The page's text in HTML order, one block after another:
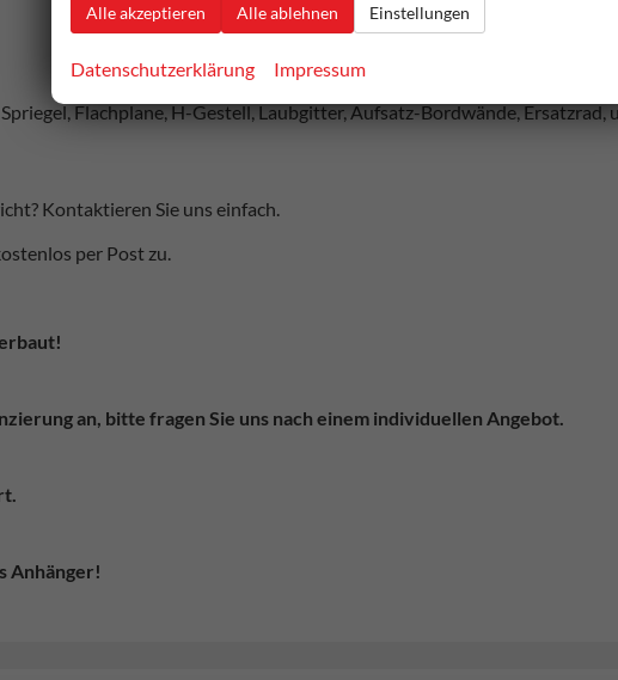
Flachplane, H-Gestell, Laubgitter, Aufsatz-Bordwände, Ersatzrad,
Kontaktieren Sie uns einfach.
per Post zu.
an, bitte fragen Sie uns nach einem individuellen Angebot.
Anhänger!
Alle akzeptieren Alle ablehnen Einstellungen
Datenschutzerklärung Impressum